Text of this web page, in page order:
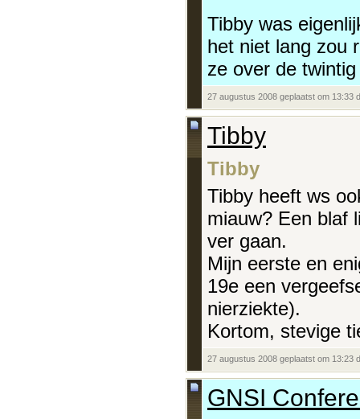
Tibby was
het niet lang zou
ze over de
27 augustus 2008 geplaatst om 13:33
Tibby
Tibby
Tibby heeft ws
miauw? Een blaf
ver gaan.
Mijn eerste en
19e een
nierziekte).
Kortom, stevige
27 augustus 2008 geplaatst om 13:23
GNSI